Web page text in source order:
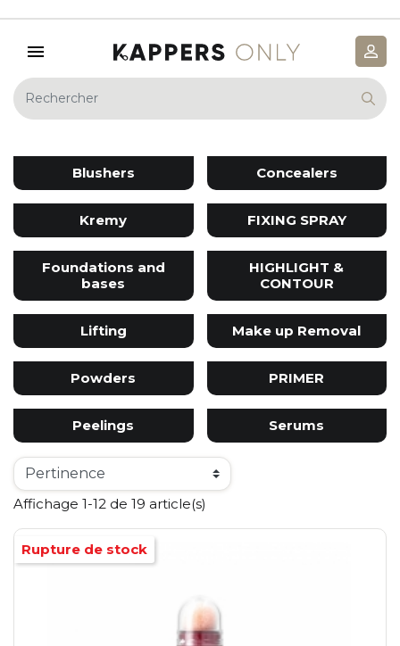
Blushers Concealers
Kremy FIXING SPRAY
Foundations and
bases
HIGHLIGHT &
CONTOUR
Lifting Make up Removal
Powders PRIMER
Peelings Serums
Affichage 1-12 de 19 article(s)
Rupture de stock